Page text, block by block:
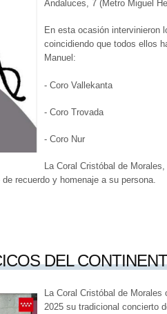
Andaluces, 7 (Metro Miguel
En esta ocasión intervinieron
coincidiendo que todos ellos
Manuel:
- Coro Vallekanta
- Coro Trovada
- Coro Nur
La Coral Cristóbal de
recuerdo y homenaje a su persona.
DEL
La Coral Cristóbal de
2025 su tradicional concierto